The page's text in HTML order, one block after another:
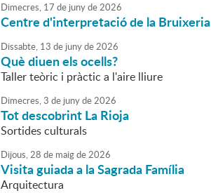
Dimecres, 17 de junyde2026
Centre d'interpretació de la Bruixeria
Dissabte, 13 de junyde2026
Què diuen els ocells?
Taller teòric i pràctic a l'aire lliure
Dimecres,3 de junyde2026
Tot descobrint La Rioja
Sortides culturals
Dijous,28 de maigde2026
Visita guiada a la Sagrada Família
Arquitectura